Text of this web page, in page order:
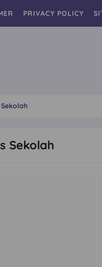
PRIVACY POLICY
Sekolah